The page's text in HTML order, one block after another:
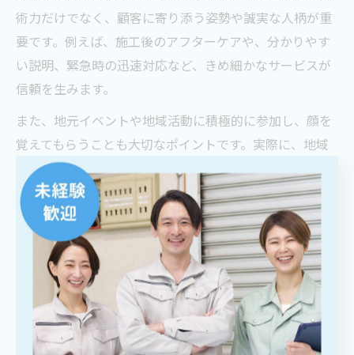
術力だけでなく、顧客に寄り添う姿勢や誠実な人柄が重
要です。例えば、施工後のアフターケアや、分かりやす
い説明、緊急時の迅速対応など、きめ細かなサービスが
信頼を生みます。
また、地元イベントや地域活動に積極的に参加し、顔を
覚えてもらうことも大切なポイントです。実際に、地域
住民から「またお願いしたい」とリピート依頼を受けて
いる方は、日々の小さな積み重ねを大切にしています。
一方で、トラブルやクレーム時には誠実な対応を心がけ
ましょう。長期的な信頼を築くことで、口コミや紹介が
増え、安定的な受注や収益向上に繋がります。初心者
は、まずは一つひとつの案件を丁寧にこなすことから始
めましょう。